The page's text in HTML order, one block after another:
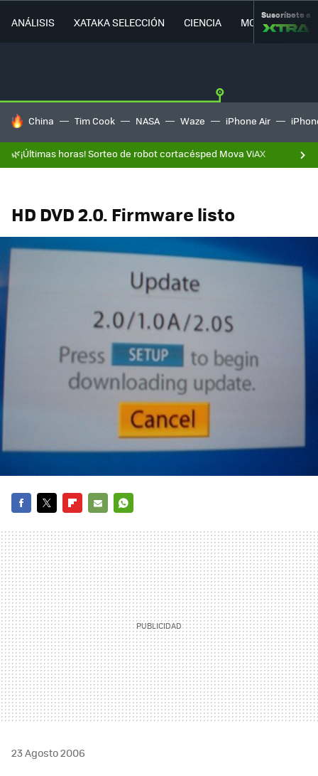
ANÁLISIS XATAKA SELECCIÓN CIENCIA MOVILIDAD
Suscríbete a
HOY SE HABLA DE
China Tim Cook NASA Waze iPhone Air
🌿¡Últimas horas! Sorteo de robot cortacésped Mova ViAX
HD DVD 2.0. Firmware listo
MAIL
23 Agosto 2006